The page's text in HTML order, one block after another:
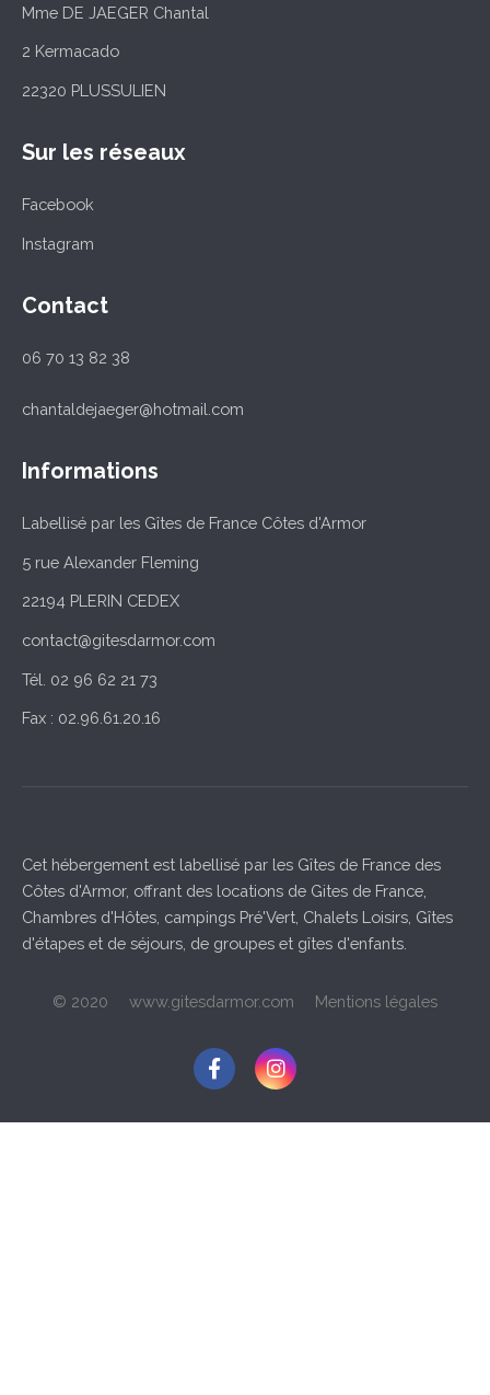
Mme DE JAEGER Chantal
2 Kermacado
22320 PLUSSULIEN
Sur les réseaux
Facebook
Instagram
Contact
06 70 13 82 38
chantaldejaeger@hotmail.com
Informations
Labellisé par les Gîtes de France Côtes d'Armor
5 rue Alexander Fleming
22194 PLERIN CEDEX
contact@gitesdarmor.com
Tél. 02 96 62 21 73
Fax : 02.96.61.20.16
Cet hébergement est labellisé par les Gîtes de France des
Côtes d'Armor, offrant des locations de Gites de France,
Chambres d'Hôtes, campings Pré'Vert, Chalets Loisirs, Gîtes
d'étapes et de séjours, de groupes et gîtes d'enfants.
© 2020 www.gitesdarmor.com Mentions légales